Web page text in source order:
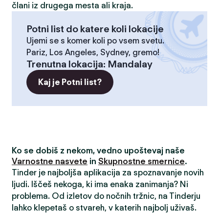
člani iz drugega mesta ali kraja.
Potni list do katere koli lokacije
Ujemi se s komer koli po vsem svetu.
Pariz, Los Angeles, Sydney, gremo!
Trenutna lokacija: Mandalay
Kaj je Potni list?
Ko se dobiš z nekom, vedno upoštevaj naše
Varnostne nasvete in Skupnostne smernice.
Tinder je najboljša aplikacija za spoznavanje novih
ljudi. Iščeš nekoga, ki ima enaka zanimanja? Ni
problema. Od izletov do nočnih tržnic, na Tinderju
lahko klepetaš o stvareh, v katerih najbolj uživaš.